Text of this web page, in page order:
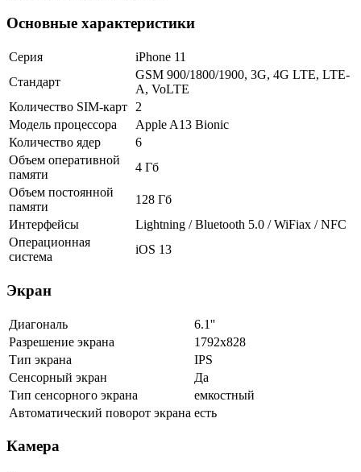
Основные характеристики
Серия
iPhone 11
Стандарт
GSM 900/1800/1900, 3G, 4G LTE, LTE-
A, VoLTE
Количество SIM-карт
2
Модель процессора
Apple A13 Bionic
Количество ядер
6
Объем оперативной
памяти
4 Гб
Объем постоянной
памяти
128 Гб
Интерфейсы
Lightning / Bluetooth 5.0 / WiFiax / NFC
Операционная
система
iOS 13
Экран
Диагональ
6.1''
Разрешение экрана
1792x828
Тип экрана
IPS
Сенсорный экран
Да
Тип сенсорного экрана
емкостный
Автоматический поворот экрана есть
Камера